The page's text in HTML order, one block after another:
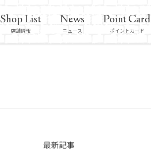
Shop List
店舗情報
News
ニュース
Point Card
ポイントカード
最新記事